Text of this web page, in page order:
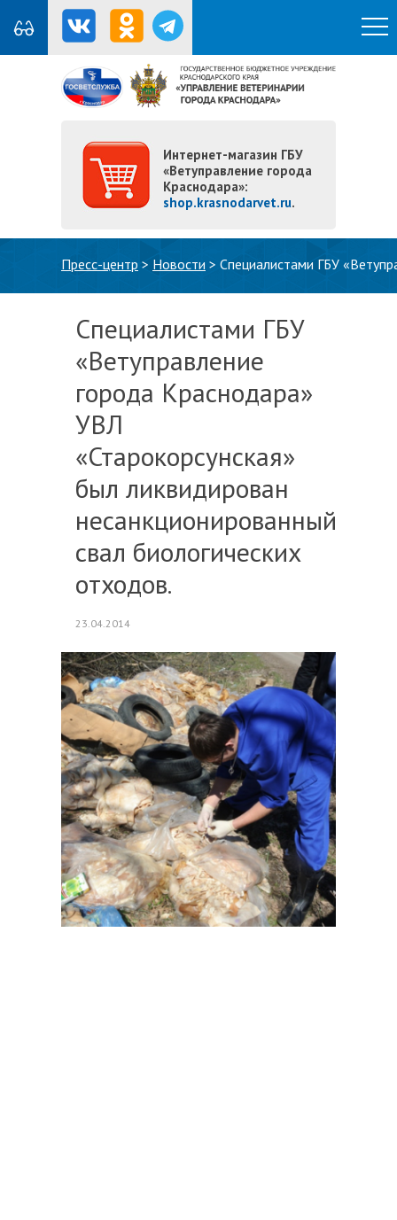
Интернет-магазин ГБУ
«Ветуправление города
Краснодара»:
shop.krasnodarvet.ru.
Пресс-центр > Новости > Специалистами ГБУ
Специалистами ГБУ
«Ветуправление
города Краснодара»
УВЛ
«Старокорсунская»
был ликвидирован
несанкционированный
свал биологических
отходов.
23.04.2014